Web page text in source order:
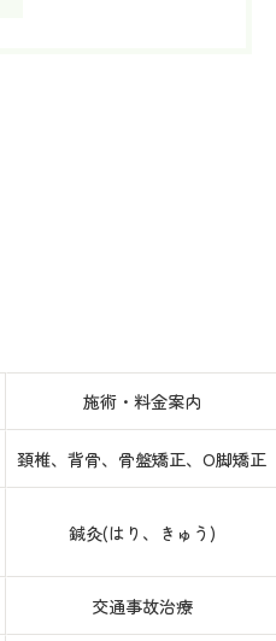
施術・料金案内
頚椎、背骨、骨盤矯正、O脚矯正
鍼灸(はり、きゅう)
交通事故治療